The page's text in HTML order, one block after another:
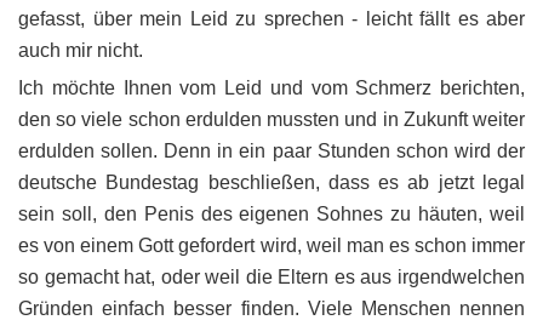
gefasst, über mein Leid zu sprechen - leicht fällt es aber
auch mir nicht.
Ich möchte Ihnen vom Leid und vom Schmerz berichten,
den so viele schon erdulden mussten und in Zukunft weiter
erdulden sollen. Denn in ein paar Stunden schon wird der
deutsche Bundestag beschließen, dass es ab jetzt legal
sein soll, den Penis des eigenen Sohnes zu häuten, weil
es von einem Gott gefordert wird, weil man es schon immer
so gemacht hat, oder weil die Eltern es aus irgendwelchen
Gründen einfach besser finden. Viele Menschen nennen